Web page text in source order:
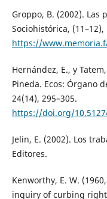
Groppo, B. (2002). Las
Sociohistórica, (11–12),
https://
Hernández, E., y
Pineda. Ecos: Órgano
24(14), 295–305.
https://doi.org/
Jelin, E. (2002). Los
Editores.
Kenworthy, E. W.
inquiry of curbing